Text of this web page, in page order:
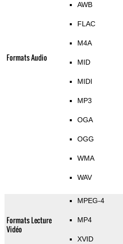
Formats Audio
AWB
FLAC
M4A
MID
MIDI
MP3
OGA
OGG
WMA
WAV
Formats Lecture
Vidéo
MPEG-4
MP4
XVID